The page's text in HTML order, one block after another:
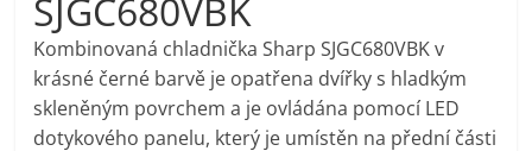
pračky,
televize,
SJGC680VBK
Kombinovaná chladnička Sharp SJGC680VBK v
krásné černé barvě je opatřena dvířky s hladkým
skleněným povrchem a je ovládána pomocí LED
dotykového panelu, který je umístěn na přední části